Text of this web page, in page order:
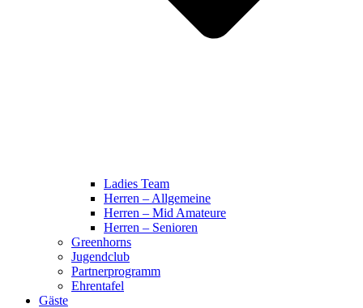
Ladies Team
Herren – Allgemeine
Herren – Mid Amateure
Herren – Senioren
Greenhorns
Jugendclub
Partnerprogramm
Ehrentafel
Gäste